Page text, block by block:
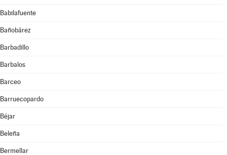
Babilafuente
Bañobárez
Barbadillo
Barbalos
Barceo
Barruecopardo
Béjar
Beleña
Bermellar